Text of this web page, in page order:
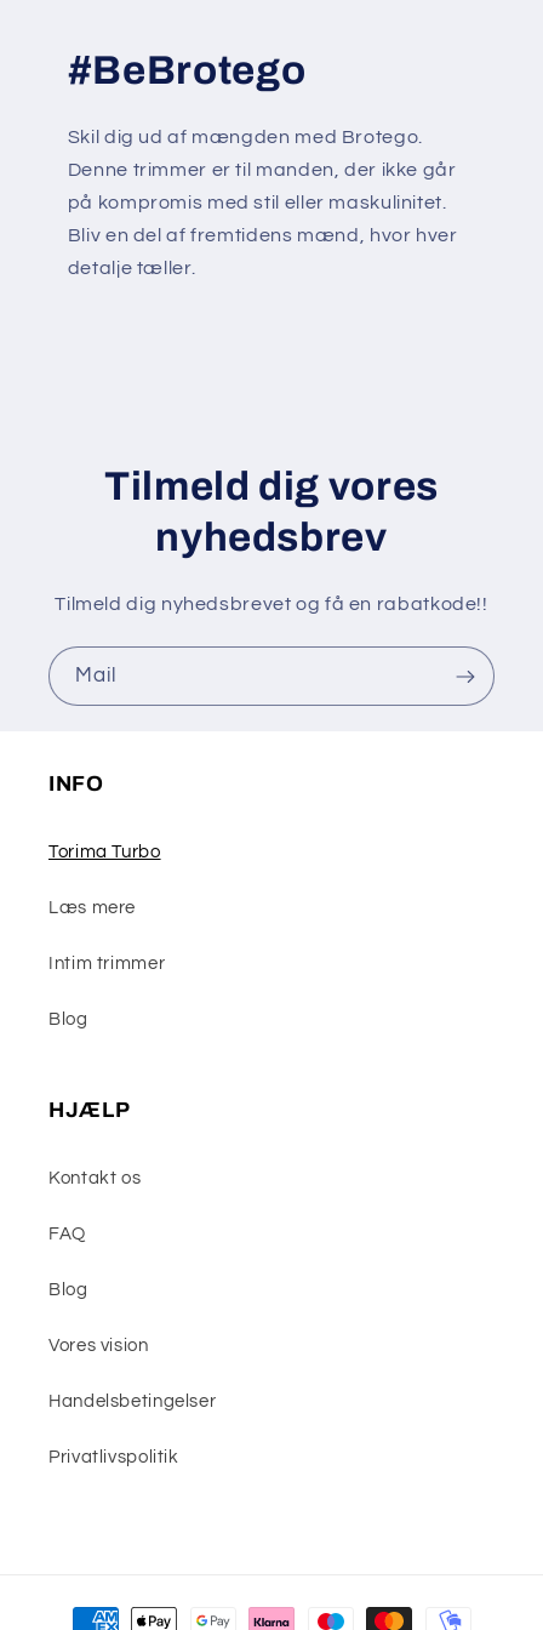
#BeBrotego
Skil dig ud af mængden med Brotego.
Denne trimmer er til manden, der ikke går
på kompromis med stil eller maskulinitet.
Bliv en del af fremtidens mænd, hvor hver
detalje tæller.
Tilmeld dig vores
nyhedsbrev
Tilmeld dig nyhedsbrevet og få en rabatkode!!
Mail
INFO
Torima Turbo
Læs mere
Intim trimmer
Blog
HJÆLP
Kontakt os
FAQ
Blog
Vores vision
Handelsbetingelser
Privatlivspolitik
Betalingsmetoder